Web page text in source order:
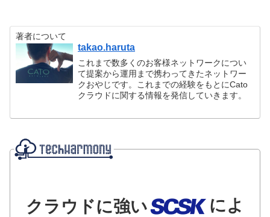
著者について
takao.haruta
これまで数多くのお客様ネットワークについ
て提案から運用まで携わってきたネットワー
クおやじです。これまでの経験をもとにCato
クラウドに関する情報を発信していきます。
クラウドに強い
によ